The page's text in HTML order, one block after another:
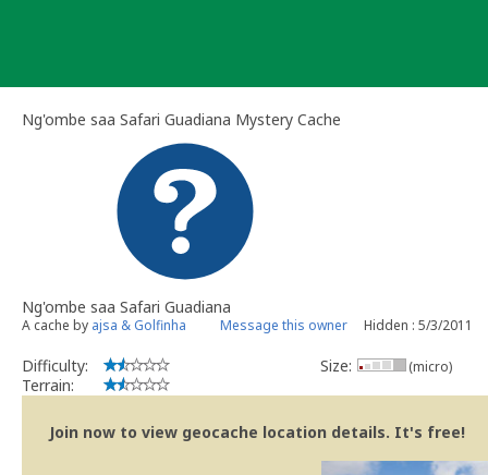
Ng'ombe saa Safari Guadiana Mystery Cache
Ng'ombe saa Safari Guadiana
A cache by ajsa & Golfinha Message this owner Hidden : 5/3/2011
Difficulty:
Terrain:
Size: (micro)
Join now to view geocache location details. It's free!